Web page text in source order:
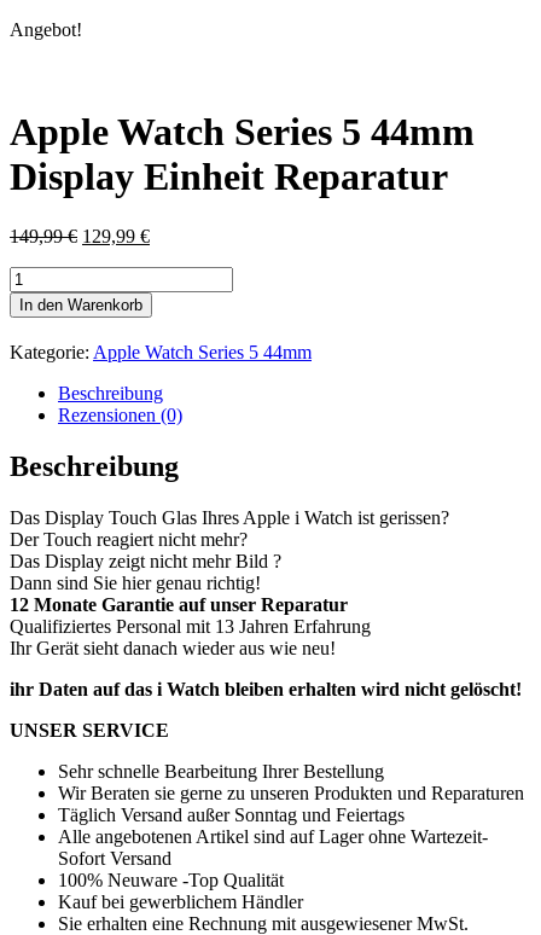
Angebot!
Apple Watch Series 5 44mm
Display Einheit Reparatur
149,99€ Ursprünglicher
149,99 €
129,99 €Aktueller
129,99 €.
Apple
Watch
Series
5
44mm
Display
Einheit
Reparatur
In den Warenkorb
Kategorie: Apple Watch Series 5 44mm
Beschreibung
Rezensionen (0)
Beschreibung
Das Display Touch Glas Ihres Apple i Watch ist gerissen?
Der Touch reagiert nicht mehr?
Das Display zeigt nicht mehr Bild ?
Dann sind Sie hier genau richtig!
12 Monate Garantie auf unser Reparatur
Qualifiziertes Personal mit 13 Jahren Erfahrung
Ihr Gerät sieht danach wieder aus wie neu!
ihr Daten auf das i Watch bleiben erhalten wird nicht gelöscht!
UNSER SERVICE
Sehr schnelle Bearbeitung Ihrer Bestellung
Wir Beraten sie gerne zu unseren Produkten und Reparaturen
Täglich Versand außer Sonntag und Feiertags
Alle angebotenen Artikel sind auf Lager ohne Wartezeit-
Sofort Versand
100% Neuware -Top Qualität
Kauf bei gewerblichem Händler
Sie erhalten eine Rechnung mit ausgewiesener MwSt.